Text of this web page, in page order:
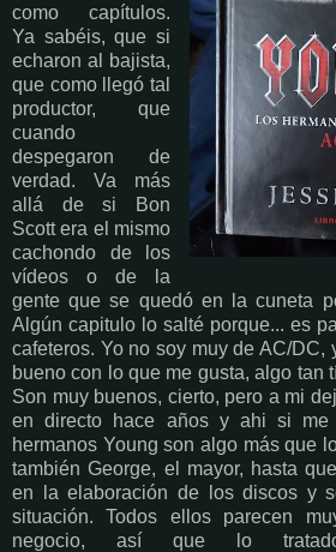
como capítulos.
Ya sabéis, que si
echaron al bajista,
que como llegó tal
productor, que
cuando
despegaron de
verdad. Va más
allá de si Bon
Scott era el mismo
cachondo de los
vídeos o de la
gente que se quedó en la cuneta
Algún capitulo lo salté porque... es
cafeteros. Yo no soy muy de AC/DC,
bueno con lo que me gusta, algo tan
Son muy buenos, cierto, pero a mi
en directo hace años y ahi si me
hermanos Young son algo más que
también George, el mayor, hasta
en la elaboración de los discos y
situación. Todos ellos parecen
negocio, así que lo